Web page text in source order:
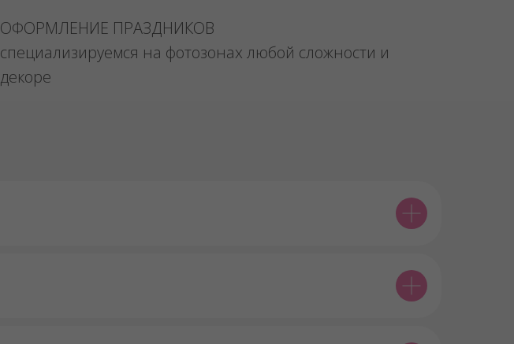
ОФОРМЛЕНИЕ ПРАЗДНИКОВ
специализируемся на фотозонах любой сложности и
декоре